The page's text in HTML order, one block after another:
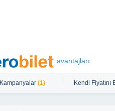
avantajları
Kampanyalar (1) Kendi Fiyatını